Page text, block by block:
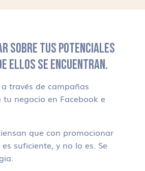
SOBRE TUS POTENCIALES
ELLOS SE ENCUENTRAN.
través de campañas
tu negocio en Facebook e
que con promocionar
suficiente, y no lo es. Se